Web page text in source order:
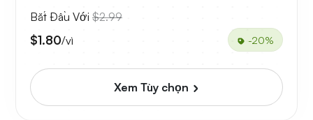
Bắt Đầu Với $2.99
$1.80/vì -20%
Xem Tùy chọn